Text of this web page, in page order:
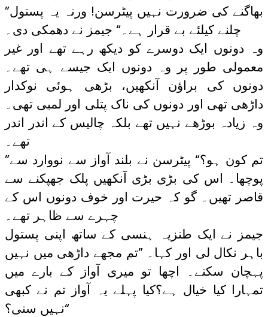
”بھاگنے کی ضرورت نہیں پیٹرسن! ورنہ یہ پستول
چلنے کیلئے بے قرار ہے۔“ جیمز نے دھمکی دی۔
وہ دونوں ایک دوسرے کو دیکھ رہے تھے اور غیر
معمولی طور پر وہ دونوں ایک جیسے ہی تھے۔
دونوں کی براؤن آنکھیں، بڑھی ہوئی نوکدار
داڑھی تھی اور دونوں کی ناک پتلی اور لمبی تھی۔
وہ زیادہ بوڑھے نہیں تھے بلکہ چالیس کے اندر اندر
تھے۔
”تم کون ہو؟“ پیٹرسن نے بلند آواز سے نووارد سے
پوچھا۔ اس کی بڑی بڑی آنکھیں پلک جھپکنے سے
قاصر تھیں۔ گو کہ حیرت اور خوف دونوں اس کے
چہرے سے ظاہر تھے۔
جیمز نے ایک طنزیہ ہنسی کے ساتھ اپنی پستول
باہر نکال لی اور کہا۔ ”تم مجھے داڑھی میں نہیں
پہچان سکتے۔ اچھا تو میری آواز کے بارے میں
تمہارا کیا خیال ہے؟کیا پہلے یہ آواز تم نے کبھی
نہیں سنی؟“